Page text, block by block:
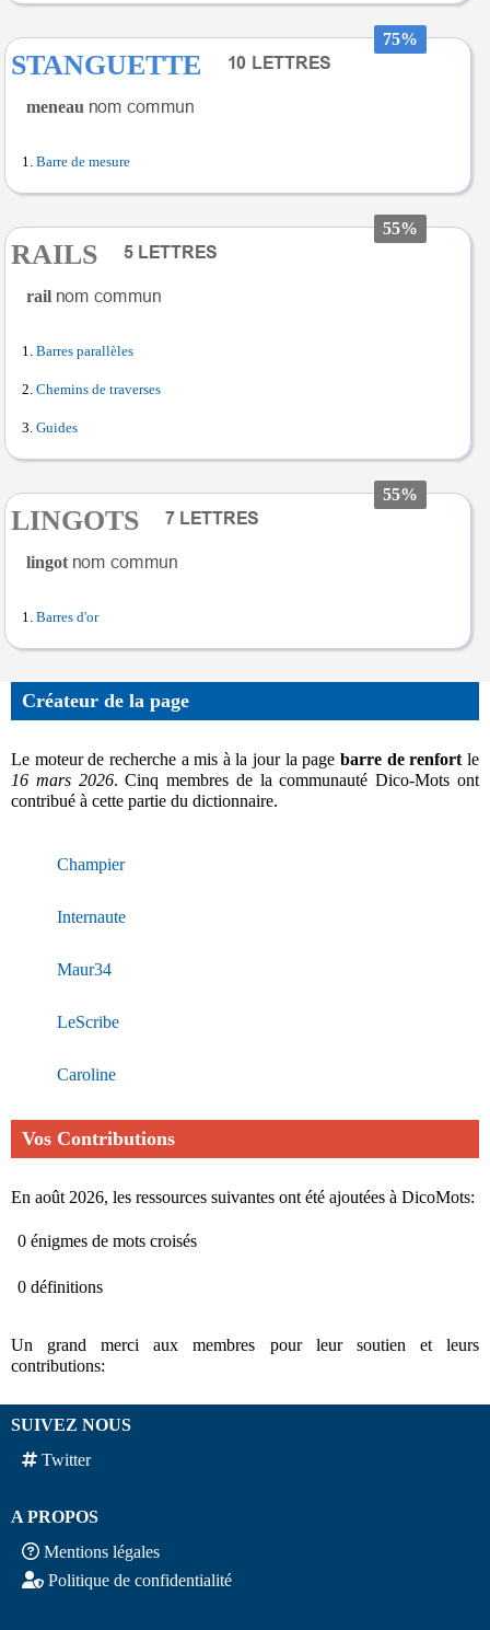
75%
STANGUETTE
meneau
Barre de mesure
55%
RAILS
rail
Barres parallèles
Chemins de traverses
Guides
55%
LINGOTS
lingot
Barres d'or
Créateur de la page
Le moteur de recherche a mis à la jour la pagebarre de renfort le
16 mars 2026. Cinq membres de la communauté Dico-Mots ont
contribué à cette partie du dictionnaire.
Champier
Internaute
Maur34
LeScribe
Caroline
Vos Contributions
En août 2026, les ressources suivantes ont été ajoutées à DicoMots:
0 énigmes de mots croisés
0 définitions
Un grand merci aux membres pour leur soutien et leurs
contributions:
SUIVEZ NOUS
Twitter
A PROPOS
Mentions légales
Politique de confidentialité